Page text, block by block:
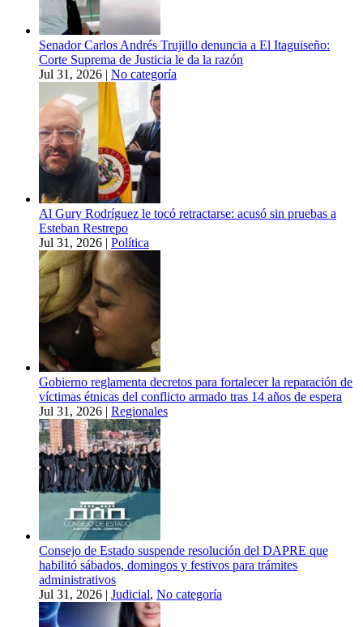
Senador Carlos Andrés Trujillo denuncia a El Itaguiseño:
Corte Suprema de Justicia le da la razón
Jul 31, 2026 | No categoría
Al Gury Rodríguez le tocó retractarse: acusó sin pruebas a
Esteban Restrepo
Jul 31, 2026 | Política
Gobierno reglamenta decretos para fortalecer la reparación de
víctimas étnicas del conflicto armado tras 14 años de espera
Jul 31, 2026 | Regionales
Consejo de Estado suspende resolución del DAPRE que
habilitó sábados, domingos y festivos para trámites
administrativos
Jul 31, 2026 | Judicial, No categoría